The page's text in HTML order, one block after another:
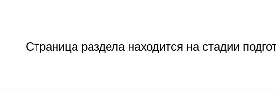
Страница раздела находится на стадии